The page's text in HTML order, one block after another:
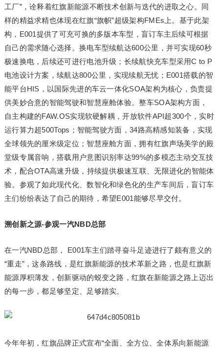
工厂”，诠释着红旗新能源不断技术创新与迭代的进取之心。同
样的精益求精也体现在红旗“旗帜”超级架构FMEs上。基于此架
构，E001提供了可充可换的多版本车型，盲订车主后续可根据
自己的需求随心选择。换电车型续航达600公里，并可实现60秒
极速换电，后续还可进行电池升级；长续航快充车型采用C to P
电池设计方案，续航达800公里，实现续航无忧；E001搭载的智
能平台HIS，以国际先进的车云一体化SOA架构为核心，负责提
供美妙合意的智能驾驶和智慧座舱体验。整车SOA架构方面，
自主构建的FAW.OS实现软硬解耦，开放软件API超300个，实时
运行算力超500Tops；智能驾驶方面，34路高精感知装备，实现
全球领先的厘米级定位；智慧座舱方面，拥有红旗声场美学的殿
堂级专属音响，搭载用户意图识别率达99%的多模态主动交互技
术，配合OTA高速升级，持续提供极速互联、无限进化的智能体
验。参观了如此现代化、数智化和绿色化的生产车间后，盲订车
主们纷纷表达了自己的期待，希望E001能够尽早交付。
溯创新之源-参观一汽NBD总部
在一汽NBD总部， E001车主们踏寻奋斗足迹进行了颇有意义的
“重走”，这条路线，是红旗新能源的技术革新之路，也是红旗新
能源厚积薄发，创新驱动的蜕变之路，红旗在新能源之路上迈出
的每一步，都足够坚定、足够踏实。
今年年初，红旗品牌正式宣布“全面、全方位、全体系向新能源